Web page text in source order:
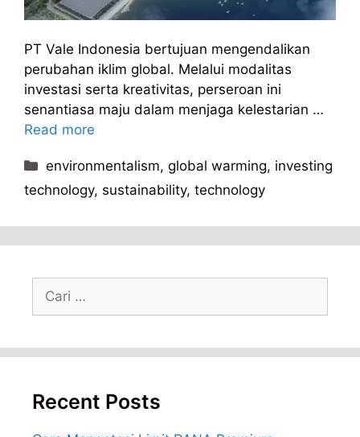
PT Vale Indonesia bertujuan mengendalikan
perubahan iklim global. Melalui modalitas
investasi serta kreativitas, perseroan ini
senantiasa maju dalam menjaga kelestarian …
Read more
Kategori
environmentalism,global warming, investing
technology, sustainability, technology
Cari
Recent Posts